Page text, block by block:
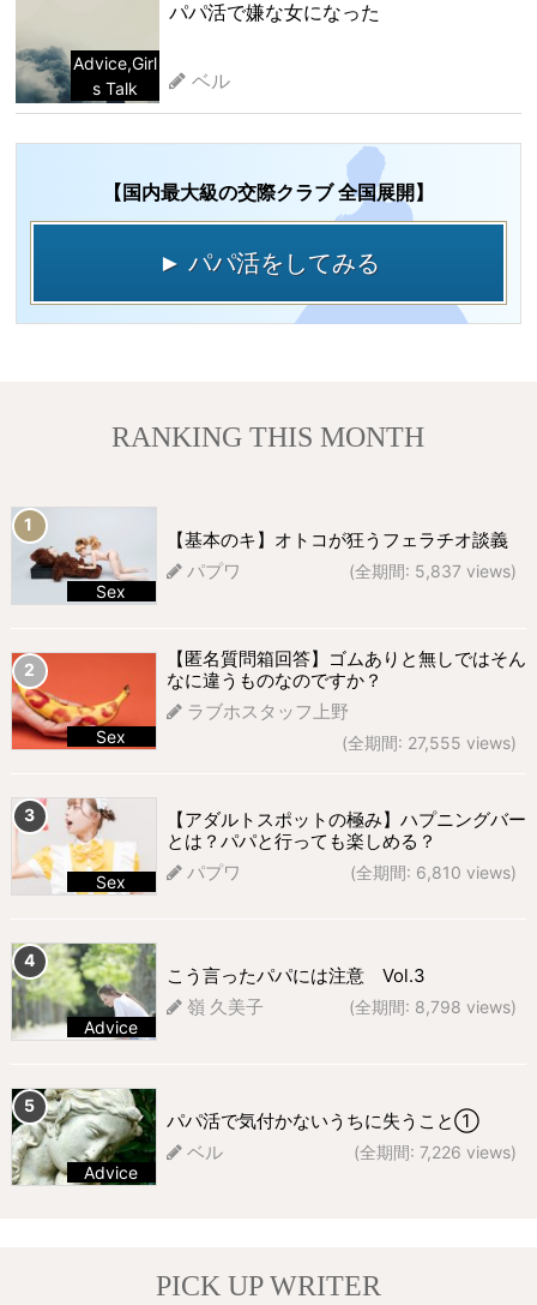
Advice,Girl
s Talk
パパ活で嫌な女になった
ベル
【国内最大級の交際クラブ 全国展開】
► パパ活をしてみる
RANKING THIS MONTH
Sex
【基本のキ】オトコが狂うフェラチオ談義
パプワ
(全期間: 5,837 views)
Sex
【匿名質問箱回答】ゴムありと無しではそん
なに違うものなのですか？
ラブホスタッフ上野
(全期間: 27,555 views)
Sex
【アダルトスポットの極み】ハプニングバー
とは？パパと行っても楽しめる？
パプワ
(全期間: 6,810 views)
Advice
こう言ったパパには注意 Vol.3
嶺 久美子
(全期間: 8,798 views)
Advice
パパ活で気付かないうちに失うこと①
ベル
(全期間: 7,226 views)
PICK UP WRITER